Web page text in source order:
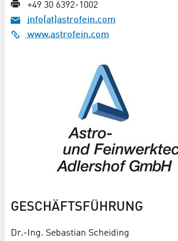
+49 30 6392-1002
info(at)astrofein.com
www.astrofein.com
GESCHÄFTSFÜHRUNG
Dr.-Ing. Sebastian Scheiding